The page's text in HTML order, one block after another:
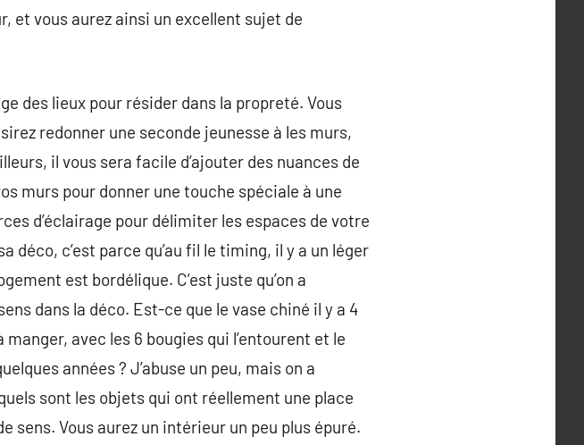
et vous aurez ainsi un excellent sujet de
des lieux pour résider dans la propreté. Vous
redonner une seconde jeunesse à les murs,
il vous sera facile d’ajouter des nuances de
murs pour donner une touche spéciale à une
d’éclairage pour délimiter les espaces de votre
déco, c’est parce qu’au fil le timing, il y a un léger
est bordélique. C’est juste qu’on a
dans la déco. Est-ce que le vase chiné il y a 4
avec les 6 bougies qui l’entourent et le
années ? J’abuse un peu, mais on a
sont les objets qui ont réellement une place
sens. Vous aurez un intérieur un peu plus épuré.